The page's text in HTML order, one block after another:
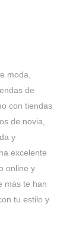
moda,
de
con tiendas
de novia,
y
excelente
online y
más te han
tu estilo y